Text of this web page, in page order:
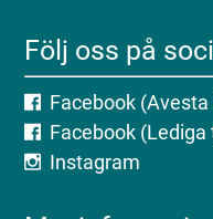
Följ oss på
Facebook
Facebook (Lediga
Instagram